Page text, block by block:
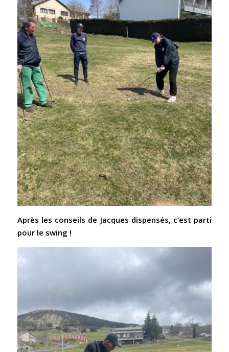
Après les conseils de Jacques dispensés, c’est parti
pour le swing !